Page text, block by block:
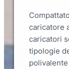
caricatore
caricatori
tipologie